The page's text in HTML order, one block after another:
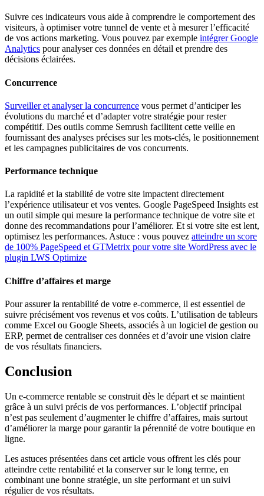
Suivre ces indicateurs vous aide à comprendre le comportement des
visiteurs, à optimiser votre tunnel de vente et à mesurer l’efficacité
de vos actions marketing. Vous pouvez par exemple intégrer Google
Analytics pour analyser ces données en détail et prendre des
décisions éclairées.
Concurrence
Surveiller et analyser la concurrence vous permet d’anticiper les
évolutions du marché et d’adapter votre stratégie pour rester
compétitif. Des outils comme Semrush facilitent cette veille en
fournissant des analyses précises sur les mots-clés, le positionnement
et les campagnes publicitaires de vos concurrents.
Performance technique
La rapidité et la stabilité de votre site impactent directement
l’expérience utilisateur et vos ventes. Google PageSpeed Insights est
un outil simple qui mesure la performance technique de votre site et
donne des recommandations pour l’améliorer. Et si votre site est lent,
optimisez les performances. Astuce : vous pouvez atteindre un score
de 100% PageSpeed et GTMetrix pour votre site WordPress avec le
plugin LWS Optimize
Chiffre d’affaires et marge
Pour assurer la rentabilité de votre e-commerce, il est essentiel de
suivre précisément vos revenus et vos coûts. L’utilisation de tableurs
comme Excel ou Google Sheets, associés à un logiciel de gestion ou
ERP, permet de centraliser ces données et d’avoir une vision claire
de vos résultats financiers.
Conclusion
Un e-commerce rentable se construit dès le départ et se maintient
grâce à un suivi précis de vos performances. L’objectif principal
n’est pas seulement d’augmenter le chiffre d’affaires, mais surtout
d’améliorer la marge pour garantir la pérennité de votre boutique en
ligne.
Les astuces présentées dans cet article vous offrent les clés pour
atteindre cette rentabilité et la conserver sur le long terme, en
combinant une bonne stratégie, un site performant et un suivi
régulier de vos résultats.